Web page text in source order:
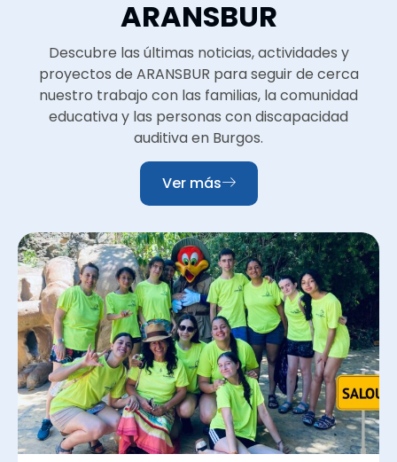
ARANSBUR
Descubre las últimas noticias, actividades y
proyectos de ARANSBUR para seguir de cerca
nuestro trabajo con las familias, la comunidad
educativa y las personas con discapacidad
auditiva en Burgos.
Ver más